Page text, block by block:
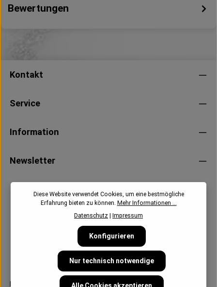
Bewertungen
Kontakt
Service
Information
Newsletter
Diese Website verwendet Cookies, um eine bestmögliche
Erfahrung bieten zu können. Mehr Informationen ...
Datenschutz | Impressum
Nur technisch notwendige
Konfigurieren
Alle Cookies akzeptieren